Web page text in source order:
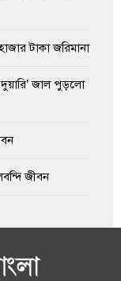
টাকা জরিমানা
দুয়ারি’ জাল পুড়লো
জীবন